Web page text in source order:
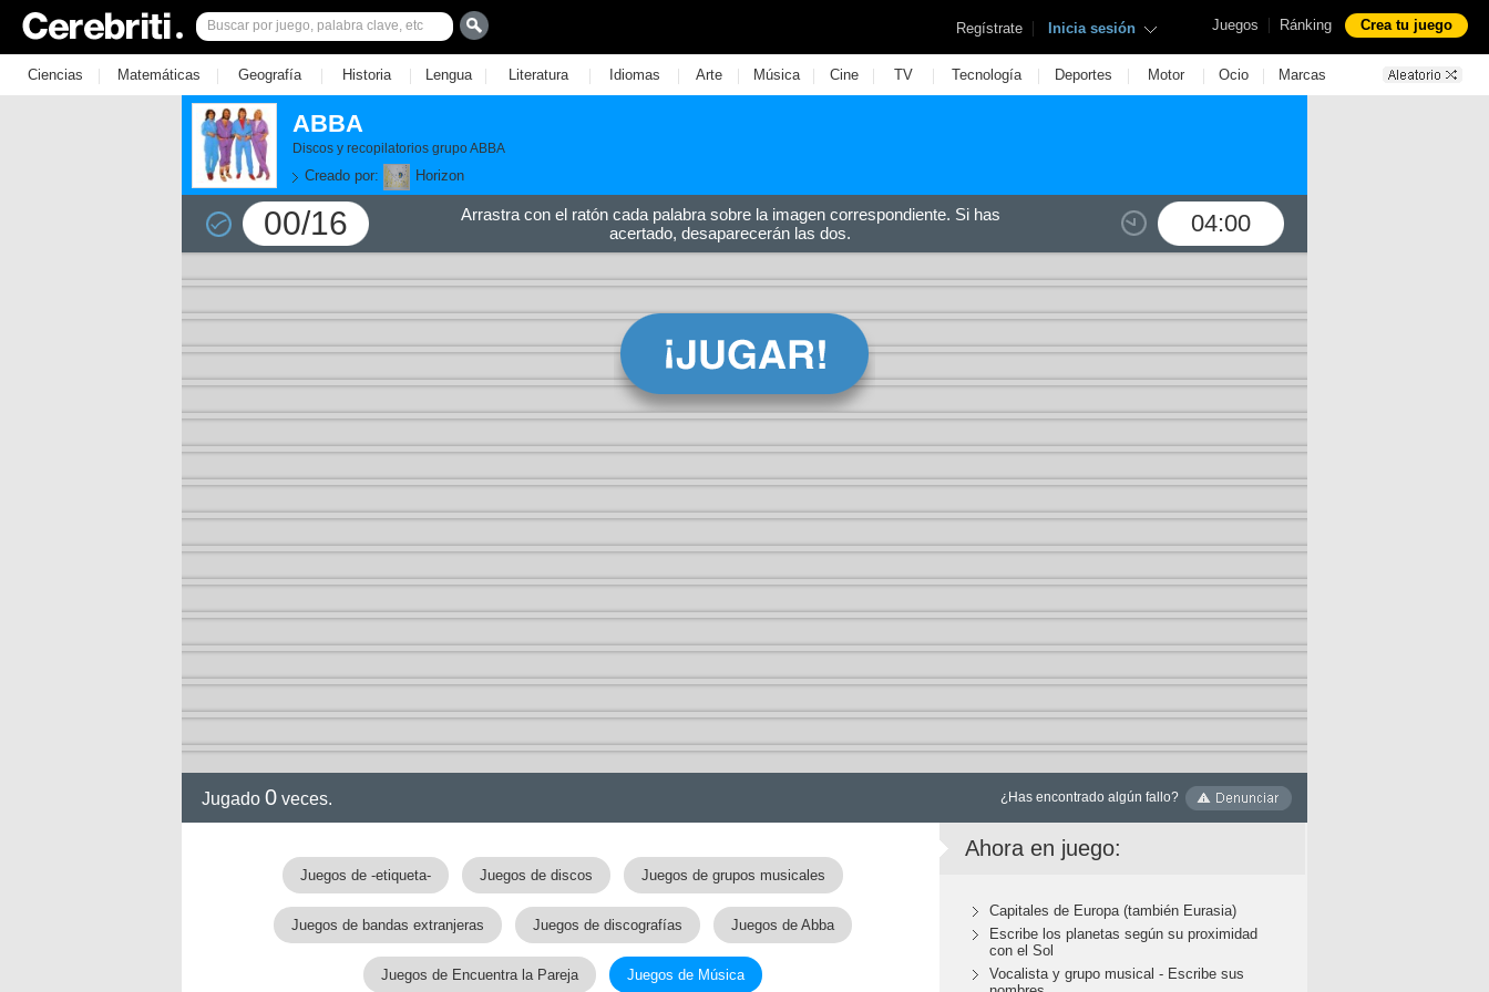
Juegos | Ránking Crea tu juego
Regístrate | Inicia sesión
Ciencias | Matemáticas | Geografía | Historia | Lengua | Literatura | Idiomas | Arte | Música | Cine | TV | Tecnología | Deportes | Motor | Ocio | Marcas
ABBA
Discos y recopilatorios grupo ABBA
Creado por: Horizon
00/16 04:00
Arrastra con el ratón cada palabra sobre la imagen correspondiente. Si has
acertado, desaparecerán las dos.
Jugado 0 veces. ¿Has encontrado algún fallo?
Juegos de -etiqueta- Juegos de discos Juegos de grupos musicales
Juegos de bandas extranjeras Juegos de discografías Juegos de Abba
Juegos de Encuentra la Pareja Juegos de Música
Ahora en juego:
Capitales de Europa (también Eurasia)
Escribe los planetas según su proximidad
con el Sol
Vocalista y grupo musical - Escribe sus